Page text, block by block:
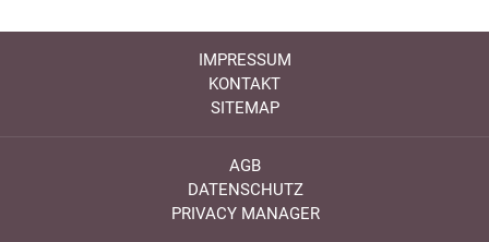
IMPRESSUM
KONTAKT
SITEMAP
AGB
DATENSCHUTZ
PRIVACY MANAGER